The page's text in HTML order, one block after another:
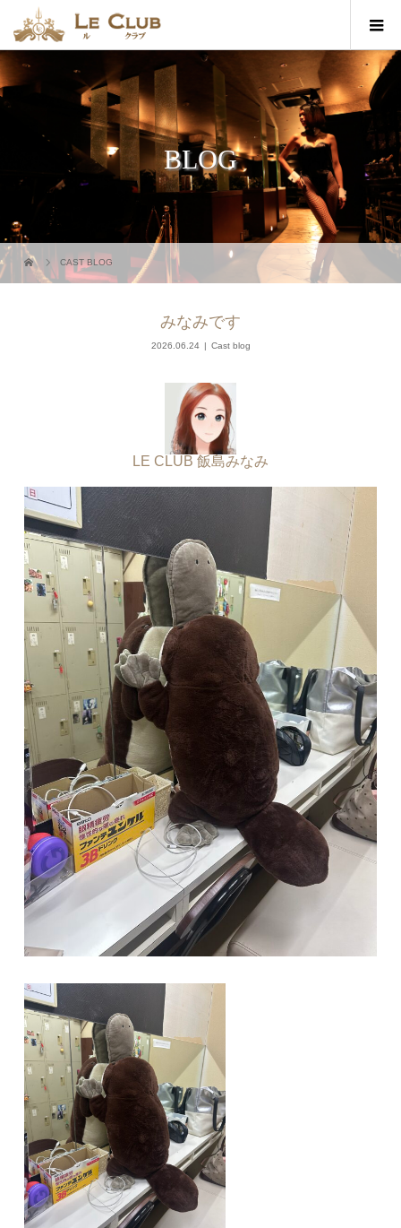
BLOG
CAST BLOG
みなみです
2026.06.24 Cast blog
LE CLUB 飯島みなみ